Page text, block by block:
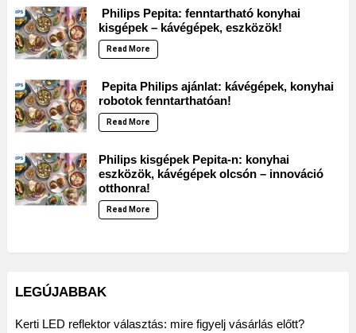
Philips Pepita: fenntartható konyhai
kisgépek – kávégépek, eszközök!
Read More
Pepita Philips ajánlat: kávégépek, konyhai
robotok fenntarthatóan!
Read More
Philips kisgépek Pepita-n: konyhai
eszközök, kávégépek olcsón – innováció
otthonra!
Read More
LEGÚJABBAK
Kerti LED reflektor választás: mire figyelj vásárlás előtt?